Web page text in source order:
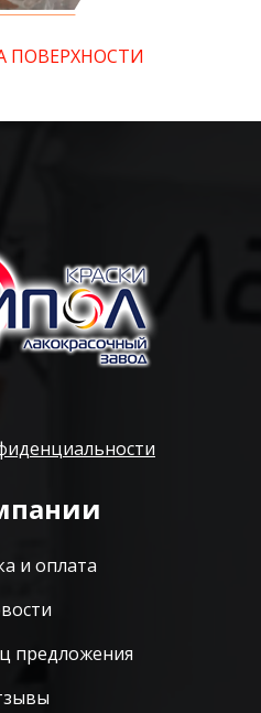
ПОВЕРХНОСТИ
и оплата
предложения